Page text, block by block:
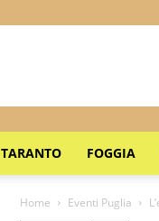
TARANTO FOGGIA
Home Eventi Puglia